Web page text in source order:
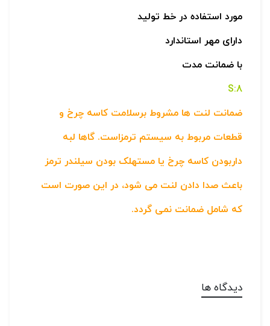
مورد استفاده در خط تولید
دارای مهر استاندارد
با ضمانت مدت
8:S
ضمانت لنت ها مشروط برسلامت کاسه چرخ و
قطعات مربوط به سیستم ترمزاست. گاها لبه
داربودن کاسه چرخ یا مستهلک بودن سیلندر ترمز
باعث صدا دادن لنت می شود، در این صورت است
که شامل ضمانت نمی گردد.
دیدگاه ها